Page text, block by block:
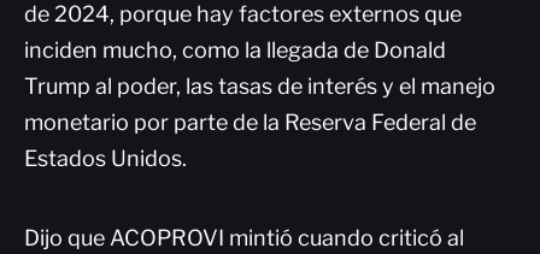
de 2024, porque hay factores externos que
inciden mucho, como la llegada de Donald
Trump al poder, las tasas de interés y el manejo
monetario por parte de la Reserva Federal de
Estados Unidos.
Dijo que ACOPROVI mintió cuando criticó al